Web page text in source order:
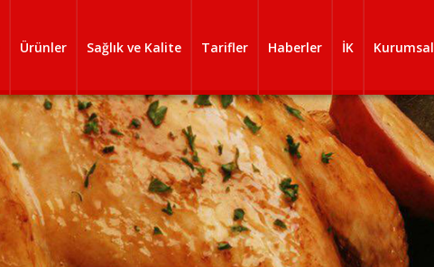
Ürünler Sağlık ve Kalite Tarifler Haberler İK Kurumsal